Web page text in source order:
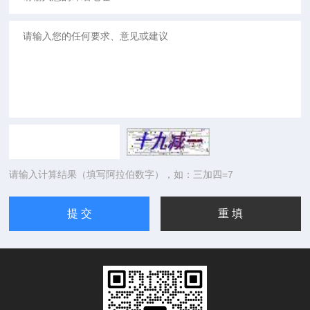
请输入计算结果（填写阿拉伯数字），如：三加四=7